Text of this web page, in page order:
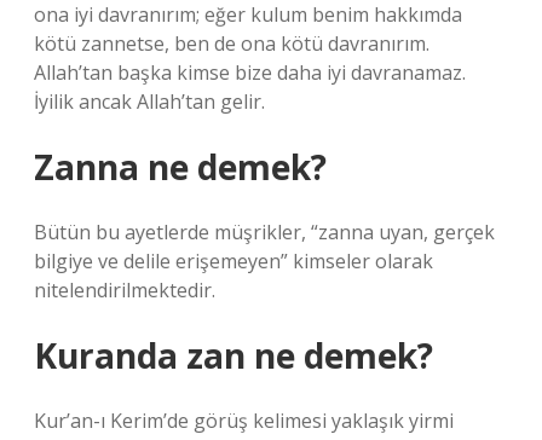
ona iyi davranırım; eğer kulum benim hakkımda
kötü zannetse, ben de ona kötü davranırım.
Allah’tan başka kimse bize daha iyi davranamaz.
İyilik ancak Allah’tan gelir.
Zanna ne demek?
Bütün bu ayetlerde müşrikler, “zanna uyan, gerçek
bilgiye ve delile erişemeyen” kimseler olarak
nitelendirilmektedir.
Kuranda zan ne demek?
Kur’an-ı Kerim’de görüş kelimesi yaklaşık yirmi